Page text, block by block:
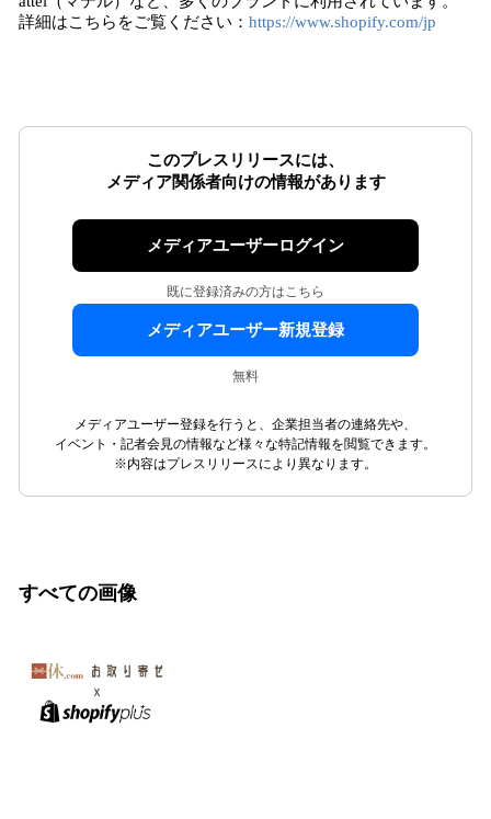
詳細はこちらをご覧ください： https://www.shopify.com/jp
このプレスリリースには、
メディア関係者向けの情報があります
メディアユーザーログイン
既に登録済みの方はこちら
メディアユーザー新規登録
無料
メディアユーザー登録を行うと、企業担当者の連絡先や、
イベント・記者会見の情報など様々な特記情報を閲覧できます。
※内容はプレスリリースにより異なります。
すべての画像